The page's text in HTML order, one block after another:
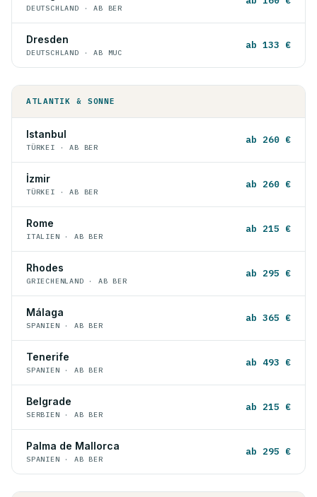
DEUTSCHLAND · AB BER
Dresden
DEUTSCHLAND · AB MUC
ab 133 €
ATLANTIK & SONNE
Istanbul
TÜRKEI · AB BER
ab 260 €
İzmir
TÜRKEI · AB BER
ab 260 €
Rome
ITALIEN · AB BER
ab 215 €
Rhodes
GRIECHENLAND · AB BER
ab 295 €
Málaga
SPANIEN · AB BER
ab 365 €
Tenerife
SPANIEN · AB BER
ab 493 €
Belgrade
SERBIEN · AB BER
ab 215 €
Palma de Mallorca
SPANIEN · AB BER
ab 295 €